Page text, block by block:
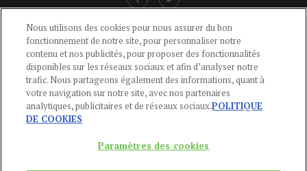
LIENS UTILES
CGU-POLITIQUE DE CONFIDENTIALITÉ -POLITIQUE DES COOKIES
MENTIONS LÉGALES -AIDE
CONTACT
Du Lundi au Vendredi, 9h-13h et 14h-17h
Nous utilisons des cookies pour nous assurer du bon
fonctionnement de notre site, pour personnaliser notre
contenu et nos publicités, pour proposer des fonctionnalités
disponibles sur les réseaux sociaux et afin d’analyser notre
trafic. Nous partageons également des informations, quant à
votre navigation sur notre site, avec nos partenaires
analytiques, publicitaires et de réseaux sociaux.POLITIQUE
DE COOKIES
Paramètres des cookies